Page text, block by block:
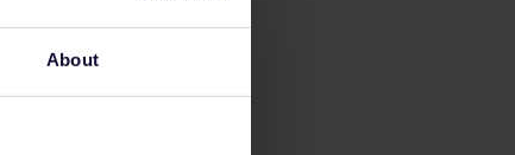
About